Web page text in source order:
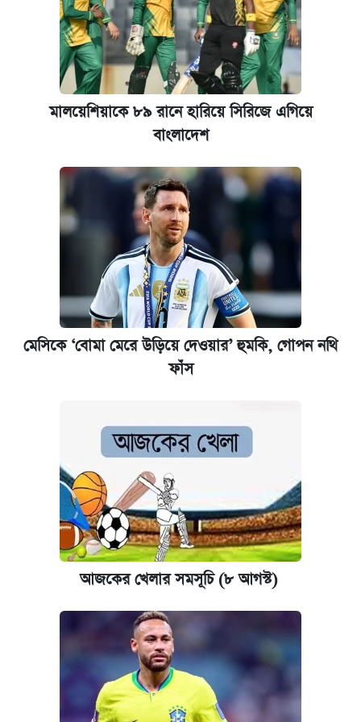
মালয়েশিয়াকে ৮৯ রানে হারিয়ে সিরিজে এগিয়ে
বাংলাদেশ
মেসিকে ‘বোমা মেরে উড়িয়ে দেওয়ার’ হুমকি, গোপন নথি
ফাঁস
আজকের খেলার সমসূচি (৮ আগস্ট)